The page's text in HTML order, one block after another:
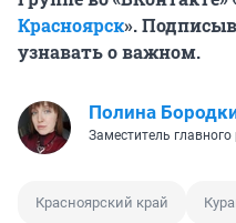
Красноярск».
узнавать о важном.
Полина
Заместитель главного
Красноярский край